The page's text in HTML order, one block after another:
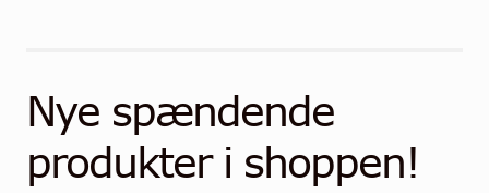
Nye spændende
produkter i shoppen!